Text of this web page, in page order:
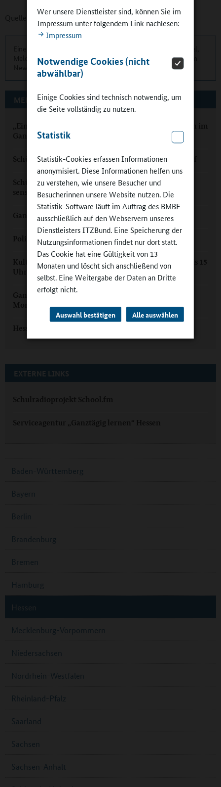
Wer unsere Dienstleister sind, können Sie im
Impressum unter folgendem Link nachlesen:
Impressum
Notwendige Cookies (nicht
abwählbar)
Einige Cookies sind technisch notwendig, um
die Seite vollständig zu nutzen.
Statistik
Statistik-Cookies erfassen Informationen
anonymisiert. Diese Informationen helfen uns
zu verstehen, wie unsere Besucher und
Besucherinnen unsere Website nutzen. Die
Statistik-Software läuft im Auftrag des BMBF
ausschließlich auf den Webservern unseres
Dienstleisters ITZBund. Eine Speicherung der
Nutzungsinformationen findet nur dort statt.
Das Cookie hat eine Gültigkeit von 13
Monaten und löscht sich anschließend von
selbst. Eine Weitergabe der Daten an Dritte
erfolgt nicht.
Auswahl bestätigen Alle auswählen
Quelle: Hessisches Kultusministerium
Meldungen und Termine finden Sie zweimonatlich in unserem
Newsletter. Hier können Sie sich anmelden.
MEHR ZUM THEMA AUF GANZTAGSSCHULEN.ORG
„Eine Frage der pädagogischen Perspektive“: Medien im
Ganztag
Schülerzeitung im Ganztag: Fundiert, stramm, scharf
Schülerzeitung im Ganztag: Informieren und
sensibilisieren
Ganztag in Graz: „Wir sind SmARt.i“
Politische Bildung im Ganztagsgymnasium
Kulturelle Bildung im Ganztag: "...nicht nur von 14 bis 15
Uhr"
Ganztagsgrundschule Heiligenhaus: „Hier ist das
Morgenmuffel Radio!“
Hessen: Ganztagsprogramm mit Profil
EXTERNE LINKS
Schulradioprojekt School.fm
Serviceagentur „Ganztägig lernen“ Hessen
Baden-Württemberg
Bayern
Berlin
Brandenburg
Bremen
Hamburg
Hessen
Mecklenburg-Vorpommern
Niedersachsen
Nordrhein-Westfalen
Rheinland-Pfalz
Saarland
Sachsen
Sachsen-Anhalt